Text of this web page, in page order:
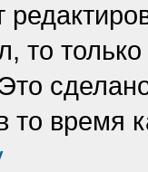
то
то время